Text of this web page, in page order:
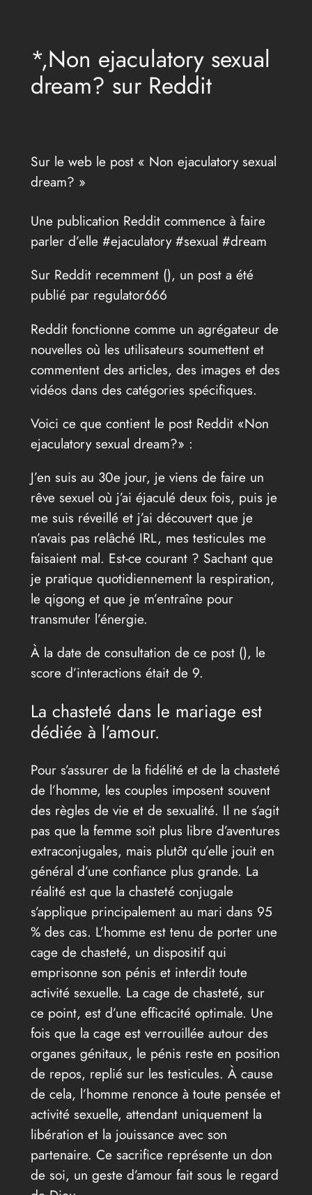
contenu*,Non ejaculatory sexual
dream? sur Reddit
Sur le web le post « Non ejaculatory sexual
dream? »
Une publication Reddit commence à faire
parler d’elle #ejaculatory #sexual #dream
Sur Reddit recemment (), un post a été
publié par regulator666
Reddit fonctionne comme un agrégateur de
nouvelles où les utilisateurs soumettent et
commentent des articles, des images et des
vidéos dans des catégories spécifiques.
Voici ce que contient le post Reddit «Non
ejaculatory sexual dream?» :
J’en suis au 30e jour, je viens de faire un
rêve sexuel où j’ai éjaculé deux fois, puis je
me suis réveillé et j’ai découvert que je
n’avais pas relâché IRL, mes testicules me
faisaient mal. Est-ce courant ? Sachant que
je pratique quotidiennement la respiration,
le qigong et que je m’entraîne pour
transmuter l’énergie.
À la date de consultation de ce post (), le
score d’interactions était de 9.
La chasteté dans le mariage est
dédiée à l’amour.
Pour s’assurer de la fidélité et de la chasteté
de l’homme, les couples imposent souvent
des règles de vie et de sexualité. Il ne s’agit
pas que la femme soit plus libre d’aventures
extraconjugales, mais plutôt qu’elle jouit en
général d’une confiance plus grande. La
réalité est que la chasteté conjugale
s’applique principalement au mari dans 95
% des cas. L’homme est tenu de porter une
cage de chasteté, un dispositif qui
emprisonne son pénis et interdit toute
activité sexuelle. La cage de chasteté, sur
ce point, est d’une efficacité optimale. Une
fois que la cage est verrouillée autour des
organes génitaux, le pénis reste en position
de repos, replié sur les testicules. À cause
de cela, l’homme renonce à toute pensée et
activité sexuelle, attendant uniquement la
libération et la jouissance avec son
partenaire. Ce sacrifice représente un don
de soi, un geste d’amour fait sous le regard